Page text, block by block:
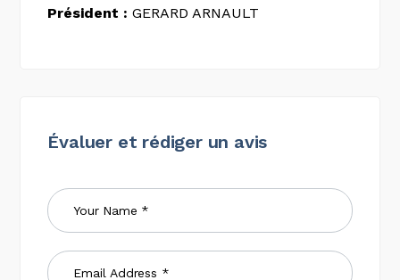
Président : GERARD ARNAULT
Évaluer et rédiger un avis